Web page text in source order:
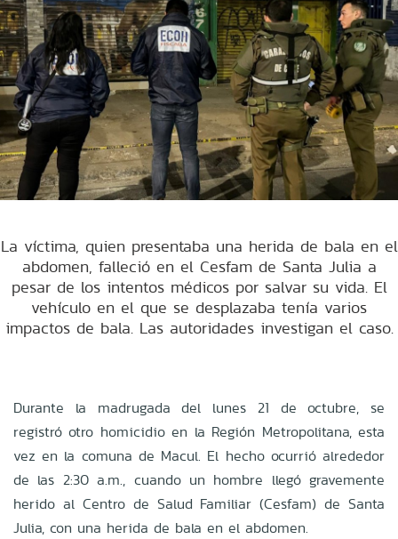
La víctima, quien presentaba una herida de bala en el
abdomen, falleció en el Cesfam de Santa Julia a
pesar de los intentos médicos por salvar su vida. El
vehículo en el que se desplazaba tenía varios
impactos de bala. Las autoridades investigan el caso.
Durante la madrugada del lunes 21 de octubre, se
registró otro homicidio en la Región Metropolitana, esta
vez en la comuna de Macul. El hecho ocurrió alrededor
de las 2:30 a.m., cuando un hombre llegó gravemente
herido al Centro de Salud Familiar (Cesfam) de Santa
Julia, con una herida de bala en el abdomen.